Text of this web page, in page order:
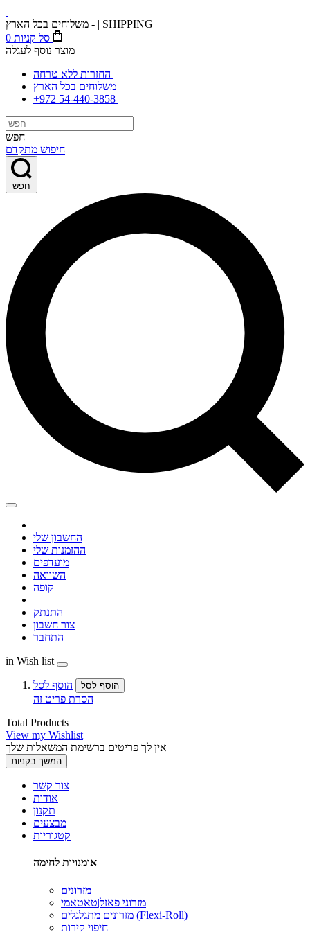
משלוחים בכל הארץ - | SHIPPING
0 סל קניות
מוצר נוסף לעגלה
+972 54-440-3858
חפש
חיפוש מתקדם
חפש
החשבון שלי
ההזמנות שלי
מועדפים
השוואה
קופה
התנתק
צור חשבון
התחבר
in Wish list
הוסף לסל הוסף לסל
הסרת פריט זה
Total Products
View my Wishlist
אין לך פריטים ברשימת המשאלות שלך
המשך בקניות
צור קשר
אודות
תקנון
מבצעים
קטגוריות
אומנויות לחימה
מזרונים
מזרוני פאזל|טאטאמי
מזרונים מתגלגלים (Flexi-Roll)
חיפוי קירות